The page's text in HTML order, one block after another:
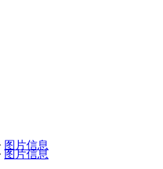
图片信息
图片信息